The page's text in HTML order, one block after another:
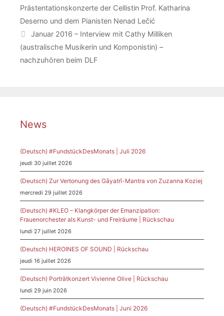
Prästentationskonzerte der Cellistin Prof. Katharina
Deserno und dem Pianisten Nenad Lečić
Januar 2016 – Interview mit Cathy Milliken
(australische Musikerin und Komponistin) –
nachzuhören beim DLF
News
(Deutsch) #FundstückDesMonats | Juli 2026
jeudi 30 juillet 2026
(Deutsch) Zur Vertonung des Gāyatrī-Mantra von Zuzanna Koziej
mercredi 29 juillet 2026
(Deutsch) #KLEO – Klangkörper der Emanzipation:
Frauenorchester als Kunst- und Freiräume | Rückschau
lundi 27 juillet 2026
(Deutsch) HEROINES OF SOUND | Rückschau
jeudi 16 juillet 2026
(Deutsch) Porträtkonzert Vivienne Olive | Rückschau
lundi 29 juin 2026
(Deutsch) #FundstückDesMonats | Juni 2026